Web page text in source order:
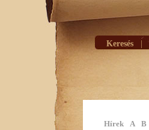
Keresés
Hírek A B